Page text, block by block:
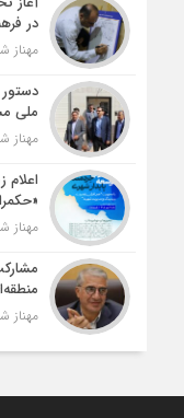
در
مهناز
ملی
مهناز
مهناز
مهناز